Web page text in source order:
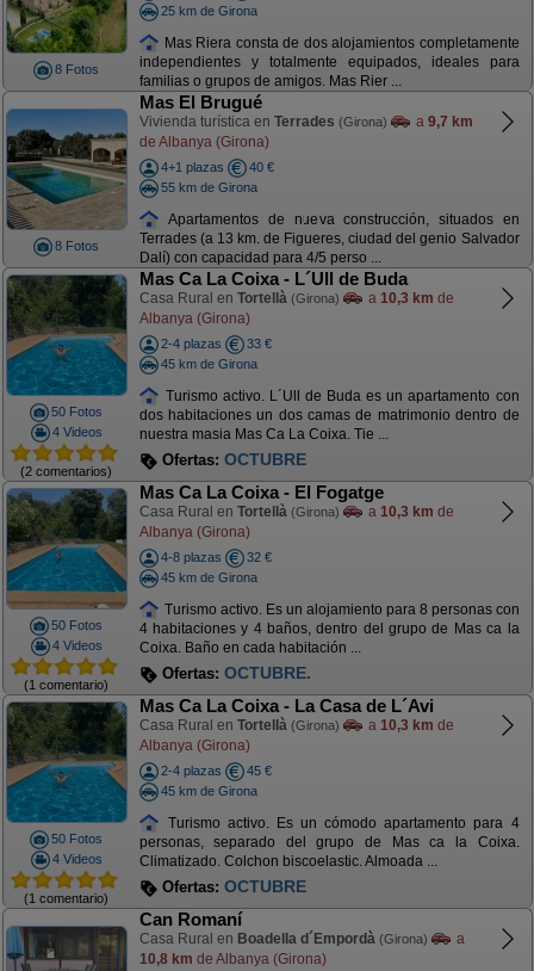
8 Fotos
25 km de Girona
Mas Riera consta de dos alojamientos completamente
independientes y totalmente equipados, ideales para
familias o grupos de amigos. Mas Rier ...
8 Fotos
Mas El Brugué
Vivienda turística en Terrades (Girona) a 9,7 km
de Albanya (Girona)
4+1 plazas
40 €
55 km de Girona
Apartamentos de nueva construcción, situados en
Terrades (a 13 km. de Figueres, ciudad del genio Salvador
Dalí) con capacidad para 4/5 perso ...
50 Fotos
4 Videos
(2 comentarios)
Mas Ca La Coixa - L´Ull de Buda
Casa Rural en Tortellà (Girona) a 10,3 km de
Albanya (Girona)
2-4 plazas
33 €
45 km de Girona
Turismo activo. L´Ull de Buda es un apartamento con
dos habitaciones un dos camas de matrimonio dentro de
nuestra masia Mas Ca La Coixa. Tie ...
Ofertas: OFERTA AGOSTO
50 Fotos
4 Videos
(1 comentario)
Mas Ca La Coixa - El Fogatge
Casa Rural en Tortellà (Girona) a 10,3 km de
Albanya (Girona)
4-8 plazas
32 €
45 km de Girona
Turismo activo. Es un alojamiento para 8 personas con
4 habitaciones y 4 baños, dentro del grupo de Mas ca la
Coixa. Baño en cada habitación ...
Ofertas: ULTIMAS PLAZAS AGOSTO
50 Fotos
4 Videos
(1 comentario)
Mas Ca La Coixa - La Casa de L´Avi
Casa Rural en Tortellà (Girona) a 10,3 km de
Albanya (Girona)
2-4 plazas
45 €
45 km de Girona
Turismo activo. Es un cómodo apartamento para 4
personas, separado del grupo de Mas ca la Coixa.
Climatizado. Colchon biscoelastic. Almoada ...
Ofertas: ULTIMAS PLAZAS AGOSTO
Can Romaní
Casa Rural en Boadella d´Empordà (Girona)
a
10,8 km de Albanya (Girona)